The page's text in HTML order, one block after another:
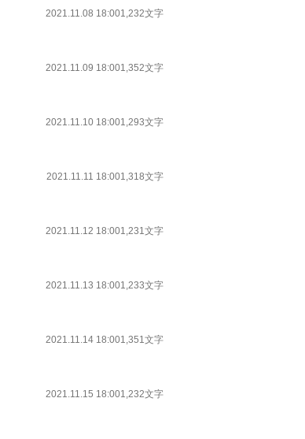
2021.11.08 18:001,232文字
2021.11.09 18:001,352文字
2021.11.10 18:001,293文字
2021.11.11 18:001,318文字
2021.11.12 18:001,231文字
2021.11.13 18:001,233文字
2021.11.14 18:001,351文字
2021.11.15 18:001,232文字